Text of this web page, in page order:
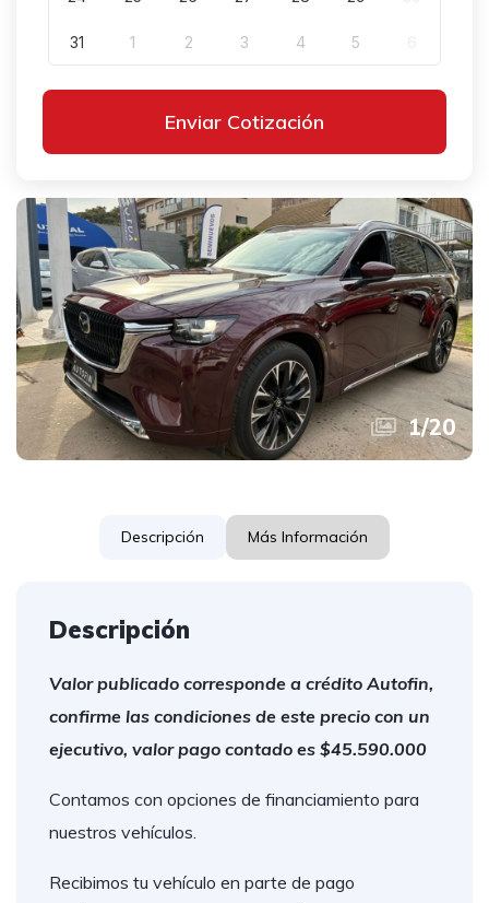
31 1 2 3 4 5
Enviar Cotización
1/20
Descripción Más Información
Descripción
Valor publicado corresponde a crédito Autofin,
confirme las condiciones de este precio con un
ejecutivo, valor pago contado es $45.590.000
Contamos con opciones de financiamiento para
nuestros vehículos.
Recibimos tu vehículo en parte de pago